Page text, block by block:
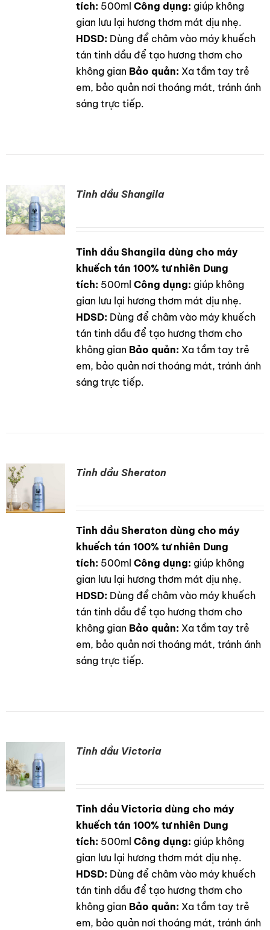
tích: 500ml Công dụng: giúp không
gian lưu lại hương thơm mát dịu nhẹ.
HDSD: Dùng để châm vào máy khuếch
tán tinh dầu để tạo hương thơm cho
không gian Bảo quản: Xa tầm tay trẻ
em, bảo quản nơi thoáng mát, tránh ánh
sáng trực tiếp.
Tinh dầu Shangila
Tinh dầu Shangila dùng cho máy
khuếch tán 100% tư nhiên Dung
tích: 500ml Công dụng: giúp không
gian lưu lại hương thơm mát dịu nhẹ.
HDSD: Dùng để châm vào máy khuếch
tán tinh dầu để tạo hương thơm cho
không gian Bảo quản: Xa tầm tay trẻ
em, bảo quản nơi thoáng mát, tránh ánh
sáng trực tiếp.
Tinh dầu Sheraton
Tinh dầu Sheraton dùng cho máy
khuếch tán 100% tư nhiên Dung
tích: 500ml Công dụng: giúp không
gian lưu lại hương thơm mát dịu nhẹ.
HDSD: Dùng để châm vào máy khuếch
tán tinh dầu để tạo hương thơm cho
không gian Bảo quản: Xa tầm tay trẻ
em, bảo quản nơi thoáng mát, tránh ánh
sáng trực tiếp.
Tinh dầu Victoria
Tinh dầu Victoria dùng cho máy
khuếch tán 100% tư nhiên Dung
tích: 500ml Công dụng: giúp không
gian lưu lại hương thơm mát dịu nhẹ.
HDSD: Dùng để châm vào máy khuếch
tán tinh dầu để tạo hương thơm cho
không gian Bảo quản: Xa tầm tay trẻ
em, bảo quản nơi thoáng mát, tránh ánh